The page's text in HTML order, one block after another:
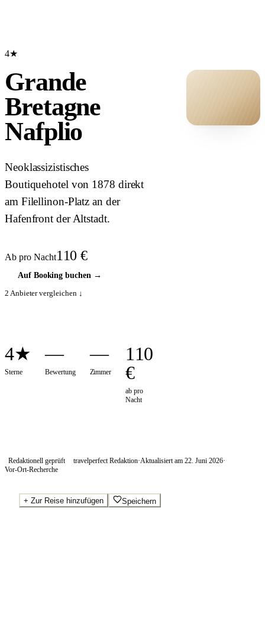
4★
Grande
Bretagne
Nafplio
Neoklassizistisches
Boutiquehotel von 1878 direkt
am Filellinon-Platz an der
Hafenfront der Altstadt.
Ab pro Nacht110 €
Auf Booking buchen→
2 Anbieter vergleichen ↓
4★
Sterne
—
Bewertung
—
Zimmer
110
€
ab pro
Nacht
Redaktionell geprüft travelperfect Redaktion·Aktualisiert am 22. Juni 2026·
Vor-Ort-Recherche
+ Zur Reise hinzufügen Speichern